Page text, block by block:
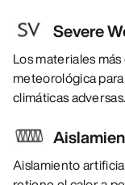
Severe
Los materiales
meteorológica
climáticas adversas.
Aislamiento